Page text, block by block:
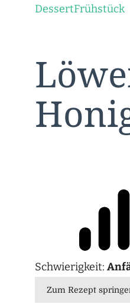
DessertFrühstück
Schwierigkeit:
Zum Rezept